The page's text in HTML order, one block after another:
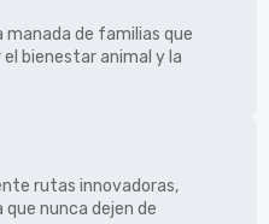
manada de familias que
bienestar animal y la
rutas innovadoras,
nunca dejen de